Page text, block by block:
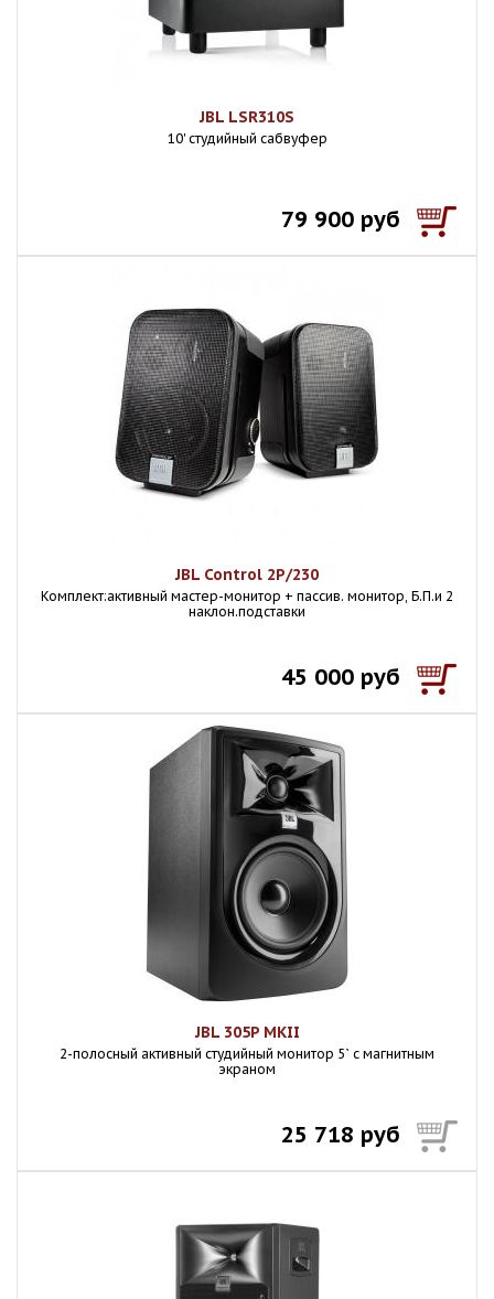
JBL LSR310S
10' студийный сабвуфер
79 900 руб
JBL Control 2P/230
Комплект:активный мастер-монитор + пассив. монитор, Б.П.и 2
наклон.подставки
45 000 руб
JBL 305P MKII
2-полосный активный студийный монитор 5` с магнитным
экраном
25 718 руб